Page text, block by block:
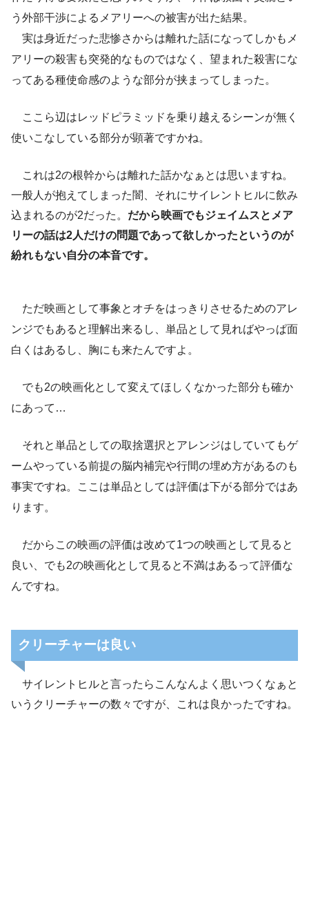
う外部干渉によるメアリーへの被害が出た結果。
実は身近だった悲惨さからは離れた話になってしかもメ
アリーの殺害も突発的なものではなく、望まれた殺害にな
ってある種使命感のような部分が挟まってしまった。
ここら辺はレッドピラミッドを乗り越えるシーンが無く
使いこなしている部分が顕著ですかね。
これは2の根幹からは離れた話かなぁとは思いますね。
一般人が抱えてしまった闇、それにサイレントヒルに飲み
込まれるのが2だった。 だから映画でもジェイムスとメア
リーの話は2人だけの問題であって欲しかったというのが
紛れもない自分の本音です。
ただ映画として事象とオチをはっきりさせるためのアレ
ンジでもあると理解出来るし、単品として見ればやっぱ面
白くはあるし、胸にも来たんですよ。
でも2の映画化として変えてほしくなかった部分も確か
にあって…
それと単品としての取捨選択とアレンジはしていてもゲ
ームやっている前提の脳内補完や行間の埋め方があるのも
事実ですね。ここは単品としては評価は下がる部分ではあ
ります。
だからこの映画の評価は改めて1つの映画として見ると
良い、でも2の映画化として見ると不満はあるって評価な
んですね。
クリーチャーは良い
サイレントヒルと言ったらこんなんよく思いつくなぁと
いうクリーチャーの数々ですが、これは良かったですね。